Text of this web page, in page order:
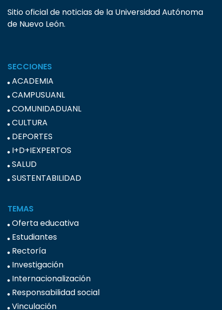
Sitio oficial de noticias de la Universidad Autónoma
de Nuevo León.
SECCIONES
ACADEMIA
CAMPUSUANL
COMUNIDADUANL
CULTURA
DEPORTES
I+D+IEXPERTOS
SALUD
SUSTENTABILIDAD
TEMAS
Oferta educativa
Estudiantes
Rectoría
Investigación
Internacionalización
Responsabilidad social
Vinculación